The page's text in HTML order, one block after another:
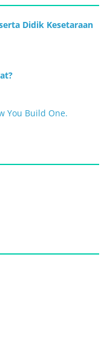
Didik Kesetaraan
You Build One.